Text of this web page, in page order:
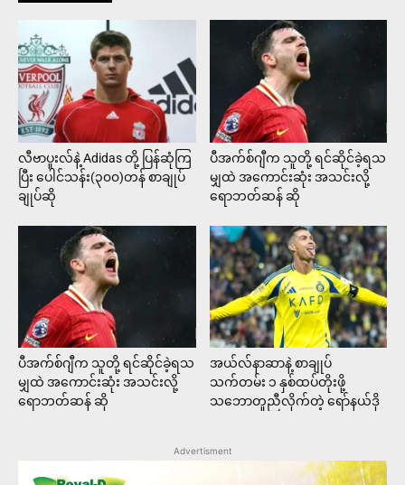
လီဗာပူးလ်နဲ့ Adidas တို့ ပြန်ဆုံကြ
ပြီး ပေါင်သန်း(၃၀၀)တန် စာချုပ်
ချုပ်ဆို
ပီအက်စ်ဂျီက သူတို့ ရင်ဆိုင်ခဲ့ရသ
မျှထဲ အကောင်းဆုံး အသင်းလို့
ရောဘတ်ဆန် ဆို
ပီအက်စ်ဂျီက သူတို့ ရင်ဆိုင်ခဲ့ရသ
မျှထဲ အကောင်းဆုံး အသင်းလို့
ရောဘတ်ဆန် ဆို
အယ်လ်နာဆာနဲ့ စာချုပ်
သက်တမ်း ၁ နှစ်ထပ်တိုးဖို့
သဘောတူညီလိုက်တဲ့ ရော်နယ်ဒို
Advertisment